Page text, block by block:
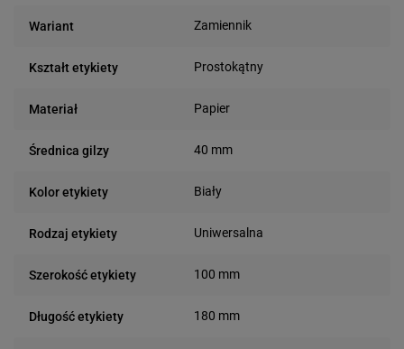
Wariant Zamiennik
Kształt etykiety Prostokątny
Materiał Papier
Średnica gilzy 40 mm
Kolor etykiety Biały
Rodzaj etykiety Uniwersalna
Szerokość etykiety 100 mm
Długość etykiety 180 mm